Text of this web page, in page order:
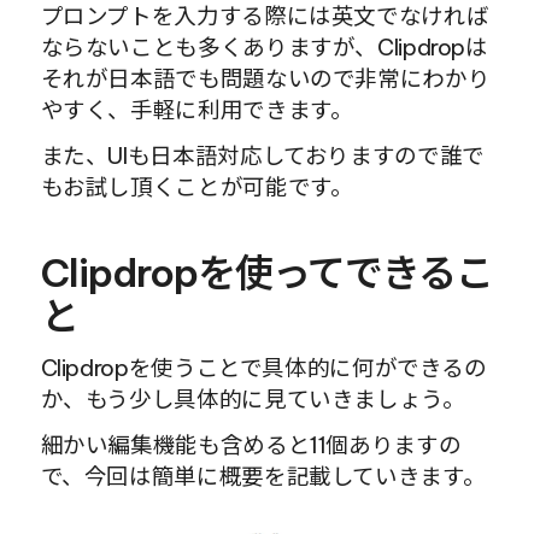
プロンプトを入力する際には英文でなければ
ならないことも多くありますが、Clipdropは
それが日本語でも問題ないので非常にわかり
やすく、手軽に利用できます。
また、UIも日本語対応しておりますので誰で
もお試し頂くことが可能です。
Clipdropを使ってできるこ
と
Clipdropを使うことで具体的に何ができるの
か、もう少し具体的に見ていきましょう。
細かい編集機能も含めると11個ありますの
で、今回は簡単に概要を記載していきます。